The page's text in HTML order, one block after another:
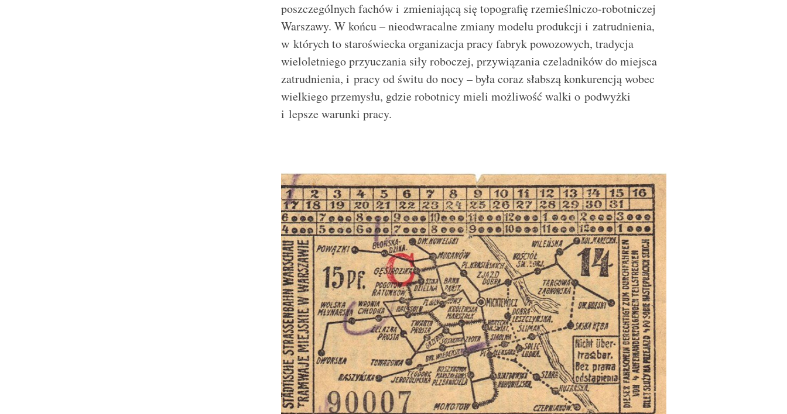
poszczególnych fachów i zmieniającą się topografię rzemieślniczo-robotniczej
Warszawy. W końcu – nieodwracalne zmiany modelu produkcji i zatrudnienia,
w których to staroświecka organizacja pracy fabryk powozowych, tradycja
wieloletniego przyuczania siły roboczej, przywiązania czeladników do miejsca
zatrudnienia, i pracy od świtu do nocy – była coraz słabszą konkurencją wobec
wielkiego przemysłu, gdzie robotnicy mieli możliwość walki o podwyżki
i lepsze warunki pracy.